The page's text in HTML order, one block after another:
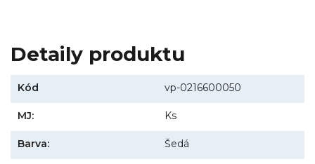
Detaily produktu
Kód vp-0216600050
MJ: Ks
Barva: Šedá